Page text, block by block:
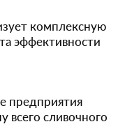
комплексную
эффективности
предприятия
всего сливочного